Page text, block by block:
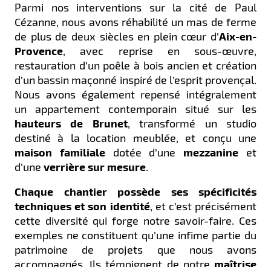
Parmi nos interventions sur la cité de Paul
Cézanne, nous avons réhabilité un mas de ferme
de plus de deux siècles en plein cœur d’Aix-en-
Provence, avec reprise en sous-œuvre,
restauration d’un poêle à bois ancien et création
d’un bassin maçonné inspiré de l’esprit provençal.
Nous avons également repensé intégralement
un appartement contemporain situé sur les
hauteurs de Brunet, transformé un studio
destiné à la location meublée, et conçu une
maison familialedotée d’une mezzanine et
d’une verrière sur mesure.
Chaque chantier possède ses spécificités
techniques et son identité, et c’est précisément
cette diversité qui forge notre savoir-faire. Ces
exemples ne constituent qu’une infime partie du
patrimoine de projets que nous avons
accompagnés. Ils témoignent de notre maîtrise